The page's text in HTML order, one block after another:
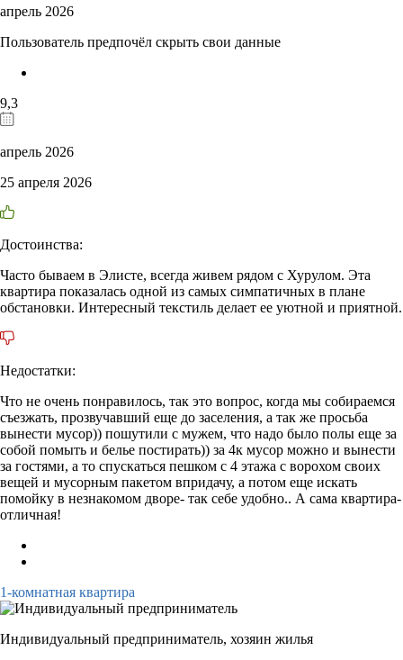
апрель 2026
Пользователь предпочёл скрыть свои данные
9,3
апрель 2026
25 апреля 2026
Достоинства:
Часто бываем в Элисте, всегда живем рядом с Хурулом. Эта
квартира показалась одной из самых симпатичных в плане
обстановки. Интересный текстиль делает ее уютной и приятной.
Недостатки:
Что не очень понравилось, так это вопрос, когда мы собираемся
съезжать, прозвучавший еще до заселения, а так же просьба
вынести мусор)) пошутили с мужем, что надо было полы еще за
собой помыть и белье постирать)) за 4к мусор можно и вынести
за гостями, а то спускаться пешком с 4 этажа с ворохом своих
вещей и мусорным пакетом впридачу, а потом еще искать
помойку в незнакомом дворе- так себе удобно.. А сама квартира-
отличная!
1-комнатная квартира
Индивидуальный предприниматель, хозяин жилья